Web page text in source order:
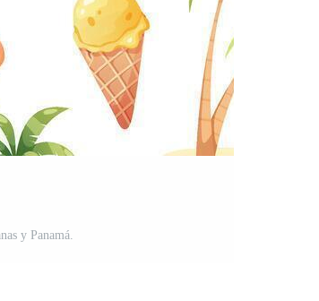
y Panamá.